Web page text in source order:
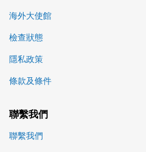
海外大使館
檢查狀態
隱私政策
條款及條件
聯繫我們
聯繫我們